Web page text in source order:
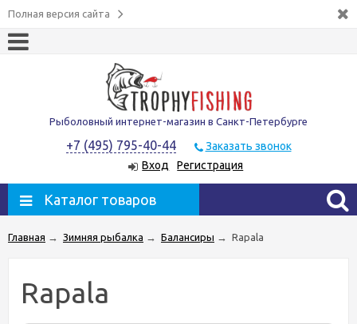
Полная версия сайта
Рыболовный интернет-магазин в Санкт-Петербурге
+7 (495) 795-40-44
Заказать звонок
Вход
Регистрация
Каталог товаров
Главная → Зимняя рыбалка → Балансиры → Rapala
Rapala